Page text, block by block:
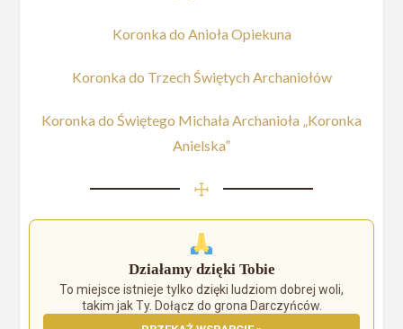
Koronka do Anioła Opiekuna
Koronka do Trzech Świętych Archaniołów
Koronka do Świętego Michała Archanioła „Koronka
Anielska”
☩
Działamy dzięki Tobie
To miejsce istnieje tylko dzięki ludziom dobrej woli,
takim jak Ty. Dołącz do grona Darczyńców.